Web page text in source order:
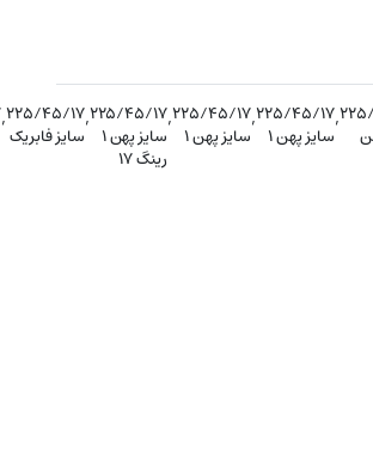
۱۷,۲۲۵/۴۵/۱۷
سایز پهن ۱
,۲۲۵/۴۵/۱۷
سایز پهن ۱
,۲۲۵/۴۵/۱۷
سایز پهن ۱
رینگ ۱۷
,۲۲۵/۴۵/۱۷
سایز فابریک
,